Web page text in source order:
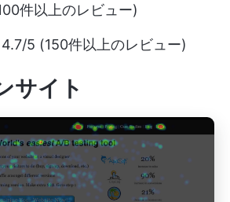
件以上のレビュー)
4.7/5 (150件以上のレビュー)
サイト